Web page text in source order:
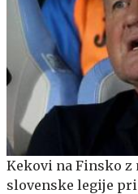
Kekovi na Finsko
slovenske legije